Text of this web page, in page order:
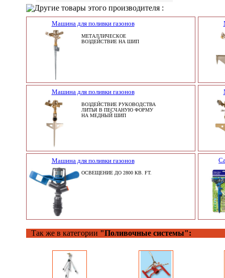
Другие товары этого производителя :
Машина для поливки газонов
МЕТАЛЛИЧЕСКОЕ
ВОЗДЕЙСТВИЕ НА ШИП
Машина для поливки газонов
ВОЗДЕЙСТВИЕ РУКОВОДСТВА
ЛИТЬЯ В ПЕСЧАНУЮ ФОРМУ
НА МЕДНЫЙ ШИП
Машина для поливки газонов
ОСВЕЩЕНИЕ ДО 2800 КВ. FT.
Так же в категории "Поливочные системы":